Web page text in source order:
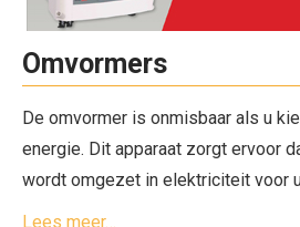
Omvormers
De omvormer is onmisbaar als u
energie. Dit apparaat zorgt ervoor
wordt omgezet in elektriciteit voor
Lees meer…